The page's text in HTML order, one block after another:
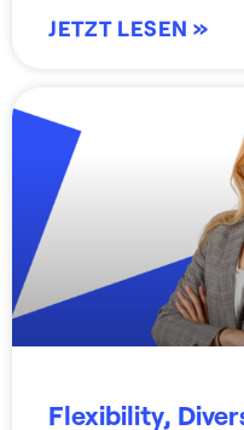
JETZT LESEN »
Flexibility,